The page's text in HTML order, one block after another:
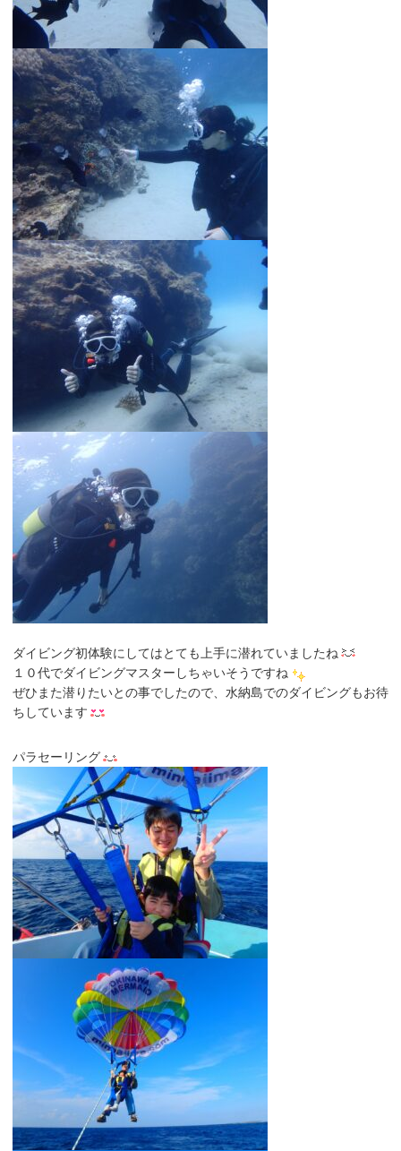
ダイビング初体験にしてはとても上手に潜れていましたね
１０代でダイビングマスターしちゃいそうですね
ぜひまた潜りたいとの事でしたので、水納島でのダイビングもお待
ちしています
パラセーリング